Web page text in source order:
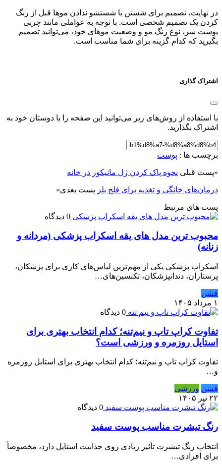
در نهایت، تصمیم برای شستن یا شستشو ندادن موها قبل از رنگ
کردن یک تصمیم شخصی است. با توجه به عواملی مانند چربی
پوست سر، نوع رنگ مو و وضعیت موهای خود، می‌توانید تصمیم
بگیرید که کدام گزینه برای شما مناسب است.
اشتراک گذاری
با استفاده از روش‌های زیر می‌توانید این صفحه را با دوستان خود به
اشتراک بگذارید.
برچسب ها : پوست
«پست قبلی نحوه پاک کردن ژل مانیکور در خانه
درمان‌های خانگی و تغذیه برای فلج بلز پست بعدی»
پست های مرتبط
0 دیدگاه
محبوب ترین مدل های یقه اسکراب پزشکی (مردانه و
زنانه)
اسکراب پزشکی یکی از مهم‌ترین لباس‌های کاری برای پزشکان،
پرستاران، دندانپزشکان، تکنسین‌های…
فشن
۱ مرداد ۱۴۰۵
0 دیدگاه
تفاوت کراپ تاپ و نیم‌تنه؛ کدام انتخاب بهتری برای
استایل روزمره و ورزشی است؟
تفاوت کراپ تاپ و نیم‌تنه؛ کدام انتخاب بهتری برای استایل روزمره
و…
فشن ورزشی
۲۲ تیر ۱۴۰۵
0 دیدگاه
رنگ تیشرت مناسب پوست سفید
انتخاب رنگ تیشرت تأثیر زیادی روی جذابیت استایل دارد، مخصوصاً
برای افرادی…